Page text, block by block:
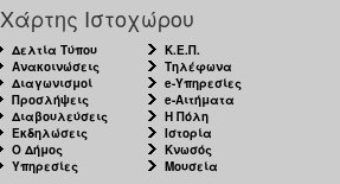
Χάρτης Ιστοχώρου
Δελτία Τύπου
Ανακοινώσεις
Διαγωνισμοί
Προσλήψεις
Διαβουλεύσεις
Εκδηλώσεις
Ο Δήμος
Υπηρεσίες
Κ.Ε.Π.
Τηλέφωνα
e-Υπηρεσίες
e-Αιτήματα
Η Πόλη
Ιστορία
Κνωσός
Μουσεία